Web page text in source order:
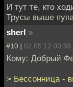
И тут те, кто
Трусы выше
sherl »
#10 | 02.05.12 00:36
Кому: Добрый
> Бессонница -